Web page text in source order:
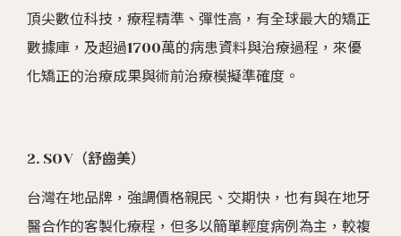
頂尖數位科技，療程精準、彈性高，有全球最大的矯正
數據庫，及超過1700萬的病患資料與治療過程，來優
化矯正的治療成果與術前治療模擬準確度。
2. SOV（舒齒美）
台灣在地品牌，強調價格親民、交期快，也有與在地牙
醫合作的客製化療程，但多以簡單輕度病例為主，較複